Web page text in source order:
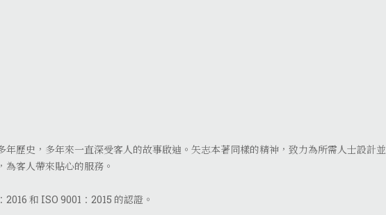
年歷史，多年來一直深受客人的故事啟迪。矢志本著同樣的精神，致力為所需人士設計並
為客人帶來貼心的服務。
和 ISO 9001：2015 的認證。